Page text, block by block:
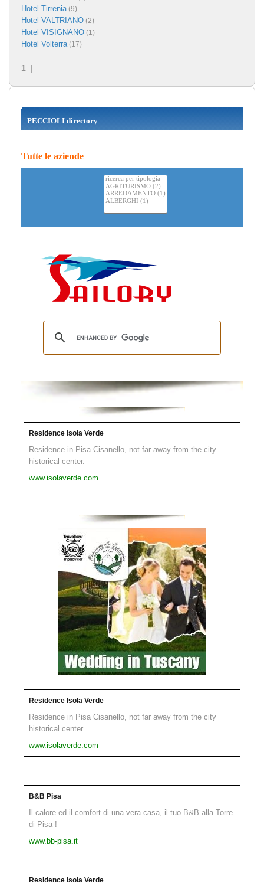
Hotel Tirrenia(9)
Hotel VALTRIANO (2)
Hotel VISIGNANO (1)
Hotel Volterra(17)
1 |
PECCIOLI directory
Tutte le aziende
Residence Isola Verde
Residence in Pisa Cisanello, not far away from the city
historical center.
www.isolaverde.com
Residence Isola Verde
Residence in Pisa Cisanello, not far away from the city
historical center.
www.isolaverde.com
B&B Pisa
Il calore ed il comfort di una vera casa, il tuo B&B alla Torre
di Pisa !
www.bb-pisa.it
Residence Isola Verde